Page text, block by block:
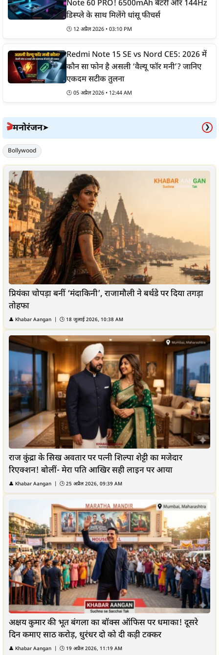
Note 60 PRO! 6500mAh बैटरी और 144Hz
डिस्प्ले के साथ मिलेंगे धांसू फीचर्स
🕒 12 अप्रैल 2026 • 03:10 PM
Redmi Note 15 SE vs Nord CE5: 2026 में
कौन सा फोन है असली ‘वैल्यू फॉर मनी’? जानिए
एकदम सटीक तुलना
🕒 05 अप्रैल 2026 • 12:44 AM
🎬मनोरंजन➤ ❯
Bollywood
प्रियंका चोपड़ा बनीं ‘मंदाकिनी’, राजामौली ने बर्थडे पर दिया तगड़ा
तोहफा
👤 Khabar Aangan | 🕒 18 जुलाई 2026, 10:38 AM
राज कुंद्रा के सिख अवतार पर पत्नी शिल्पा शेट्टी का मजेदार
रिएक्शन! बोलीं- मेरा पति आखिर सही लाइन पर आया
👤 Khabar Aangan | 🕒 25 अप्रैल 2026, 09:39 AM
अक्षय कुमार की भूत बंगला का बॉक्स ऑफिस पर धमाका! दूसरे
दिन कमाए साठ करोड़, धुरंधर दो को दी कड़ी टक्कर
👤 Khabar Aangan | 🕒 19 अप्रैल 2026, 11:19 AM